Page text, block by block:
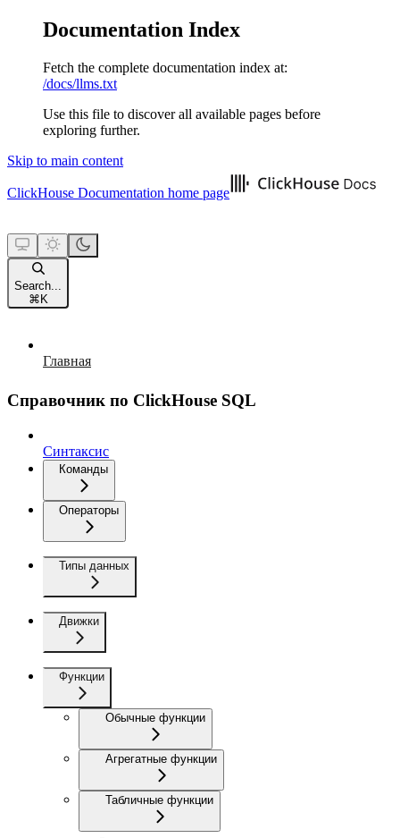
Documentation Index
Fetch the complete documentation index at:
/docs/llms.txt
Use this file to discover all available pages before
exploring further.
Skip to main content
ClickHouse Documentation home page
Search...
⌘ K
Главная
Справочник по ClickHouse SQL
Синтаксис
Команды
Операторы
Типы данных
Движки
Функции
Обычные функции
Агрегатные функции
Табличные функции